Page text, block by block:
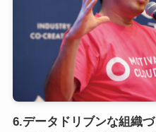
6.データドリブンな組織